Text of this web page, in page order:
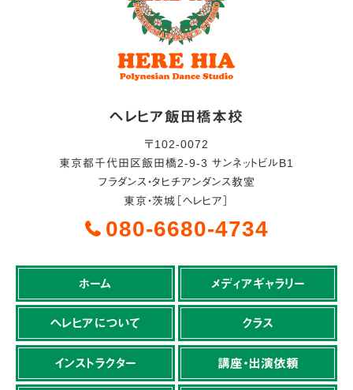
ヘレヒア飯田橋本校
〒102-0072
東京都千代田区飯田橋2-9-3 サンネットビルB1
フラダンス・タヒチアンダンス教室
東京・茨城［ヘレヒア］
080-6680-4734
ホーム メディアギャラリー
ヘレヒアについて クラス
インストラクター 講座・出演依頼